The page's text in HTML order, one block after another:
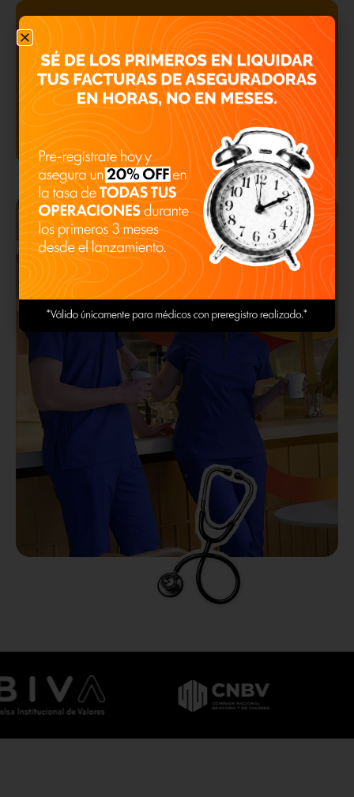
BENEFICIO INMEDIATO Y
TRANSPARENTE
Recibe el adelanto de tus facturas en un plazo de 24 a
48 horas.
Accede a tasas competitivas y transparentes del 4% al
6%.
Olvida el papeleo con una experiencia 100% digital y
validaciones automáticas.